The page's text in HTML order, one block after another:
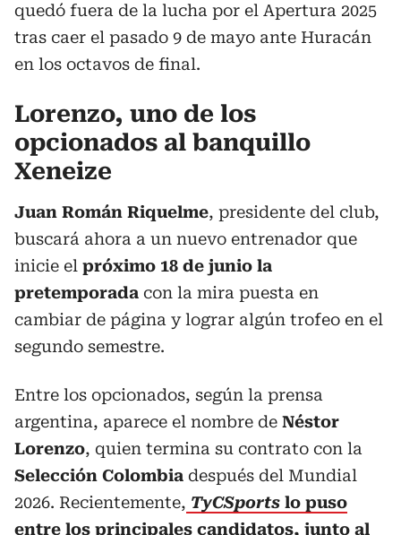
quedó fuera de la lucha por el Apertura 2025
tras caer el pasado 9 de mayo ante Huracán
en los octavos de final.
Lorenzo, uno de los
opcionados al banquillo
Xeneize
Juan Román Riquelme, presidente del club,
buscará ahora a un nuevo entrenador que
inicie el próximo 18 de junio la
pretemporada con la mira puesta en
cambiar de página y lograr algún trofeo en el
segundo semestre.
Entre los opcionados, según la prensa
argentina, aparece el nombre de Néstor
Lorenzo, quien termina su contrato con la
Selección Colombia después del Mundial
2026. Recientemente, TyCSports lo puso
entre los principales candidatos, junto al